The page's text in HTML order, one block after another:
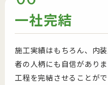
一社完結
施工実績はもちろん、内
者の人柄にも自信があり
工程を完結させることが